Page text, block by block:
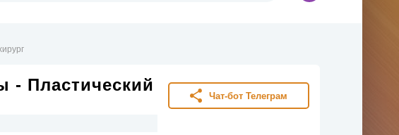
- Пластический
Чат-бот Телеграм